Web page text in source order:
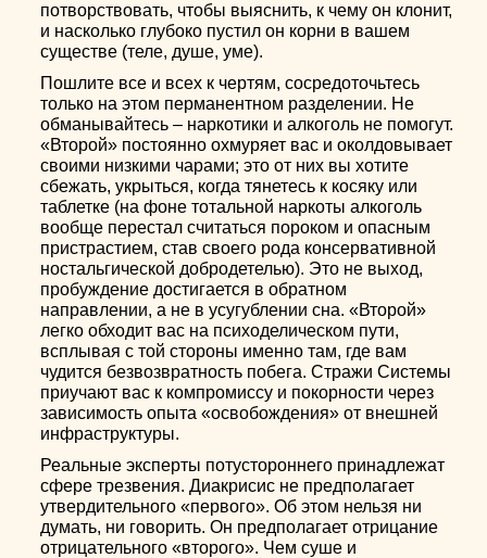
потворствовать, чтобы выяснить, к чему он клонит,
и насколько глубоко пустил он корни в вашем
существе (теле, душе, уме).
Пошлите все и всех к чертям, сосредоточьтесь
только на этом перманентном разделении. Не
обманывайтесь – наркотики и алкоголь не помогут.
«Второй» постоянно охмуряет вас и околдовывает
своими низкими чарами; это от них вы хотите
сбежать, укрыться, когда тянетесь к косяку или
таблетке (на фоне тотальной наркоты алкоголь
вообще перестал считаться пороком и опасным
пристрастием, став своего рода консервативной
ностальгической добродетелью). Это не выход,
пробуждение достигается в обратном
направлении, а не в усугублении сна. «Второй»
легко обходит вас на психоделическом пути,
всплывая с той стороны именно там, где вам
чудится безвозвратность побега. Стражи Системы
приучают вас к компромиссу и покорности через
зависимость опыта «освобождения» от внешней
инфраструктуры.
Реальные эксперты потустороннего принадлежат
сфере трезвения. Диакрисис не предполагает
утвердительного «первого». Об этом нельзя ни
думать, ни говорить. Он предполагает отрицание
отрицательного «второго». Чем суше и